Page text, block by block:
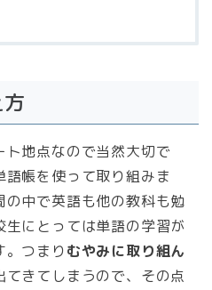
地点なので当然大切で
語帳を使って取り組みま
中で英語も他の教科も勉
にとっては単語の学習が
。つまりむやみに取り組ん
てきてしまうので、その点